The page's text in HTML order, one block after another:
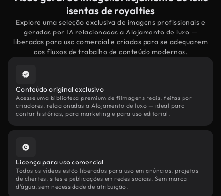
isentas de royalties
Explore uma seleção exclusiva de imagens profissionais e
geradas por IA relacionadas a Alojamento de luxo —
liberadas para uso comercial e criadas para se adequarem
aos fluxos de trabalho de conteúdo modernos.
Conteúdo original exclusivo
Acesse uma biblioteca premium de filmagens reais, feitas por
criadores, relacionadas a Alojamento de luxo — ideal para
contar histórias, para marketing e para uso editorial.
Licença para uso comercial
Todos os vídeos estão liberados para uso em anúncios, projetos
de clientes, sites e publicações em redes sociais. Sem marca
d'água, sem necessidade de atribuição.